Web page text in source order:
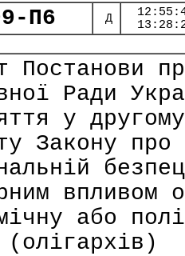
П6
Д
Постанови
Ради
у
Закону про
впливом
або
(олігархів)